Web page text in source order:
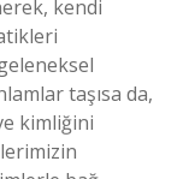
kendi
taşısa da,
kimliğini